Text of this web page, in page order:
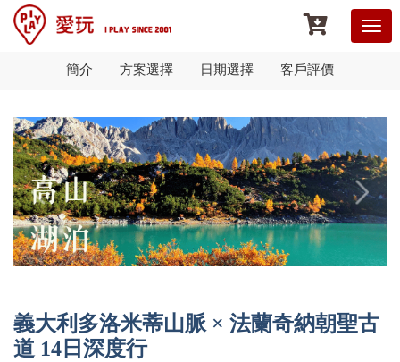
簡介 方案選擇 日期選擇 客戶評價
義大利多洛米蒂山脈 × 法蘭奇納朝聖古
道 14日深度行